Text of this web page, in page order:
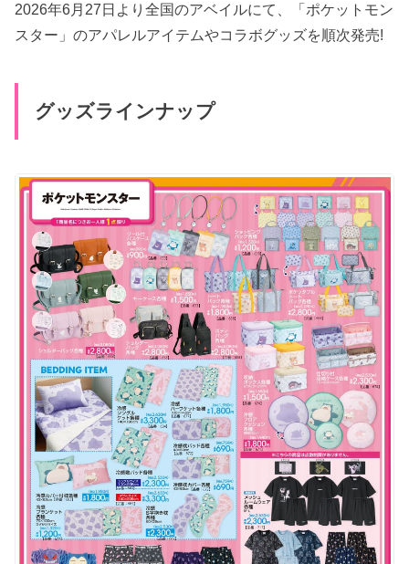
2026年6月27日より全国のアベイルにて、「ポケットモン
スター」のアパレルアイテムやコラボグッズを順次発売!
グッズラインナップ